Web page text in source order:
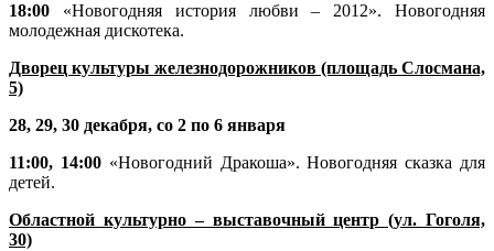
18:00 «Новогодняя история любви – 2012». Новогодняя
молодежная дискотека.
Дворец культуры железнодорожников (площадь Слосмана,
5)
28, 29, 30 декабря, со 2 по 6 января
11:00, 14:00 «Новогодний Дракоша». Новогодняя сказка для
детей.
Областной культурно – выставочный центр (ул. Гоголя,
30)